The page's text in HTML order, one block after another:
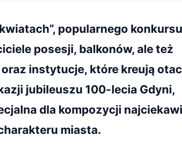
popularnego
posesji, balkonów, ale też
instytucje, które kreują
jubileuszu 100-lecia Gdyni,
dla kompozycji
miasta.